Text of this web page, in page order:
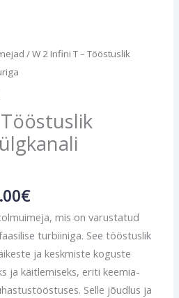
/ W 2 Infini T – Tööstuslik
€
mis on varustatud
turbiiniga. See tööstuslik
ja keskmiste koguste
ja käitlemiseks, eriti keemia-
Selle jõudlus ja